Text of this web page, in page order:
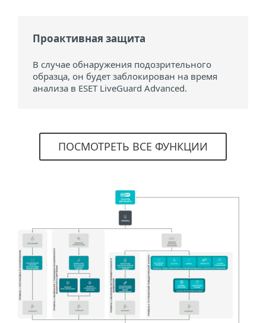
Проактивная защита
В случае обнаружения подозрительного
образца, он будет заблокирован на время
анализа в ESET LiveGuard Advanced.
ПОСМОТРЕТЬ ВСЕ ФУНКЦИИ